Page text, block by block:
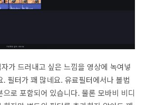
가 드러내고 싶은 느낌을 영상에 녹여넣
. 필터가 꽤 많네요. 유료필터에서나 볼법
으로 포함되어 있습니다. 물론 모바비 비디